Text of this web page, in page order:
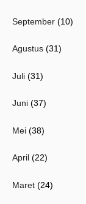
September (10)
Agustus (31)
Juli (31)
Juni (37)
Mei (38)
April (22)
Maret (24)